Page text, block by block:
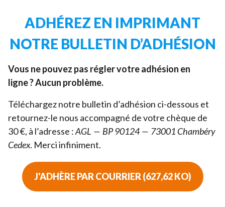
ADHÉREZ EN IMPRIMANT
NOTRE BULLETIN D’ADHÉSION
Vous ne pouvez pas régler votre adhésion en
ligne ? Aucun problème.
Téléchargez notre bulletin d’adhésion ci-dessous et
retournez-le nous accompagné de votre chèque de
30€, à l’adresse :AGL — BP 90124 — 73001 Chambéry
Cedex. Merci infiniment.
J'ADHÈRE PAR COURRIER (627,62 KO)